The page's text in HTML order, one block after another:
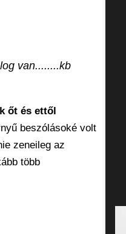
van........kb
őt és ettől
beszólásoké volt
zeneileg az
több